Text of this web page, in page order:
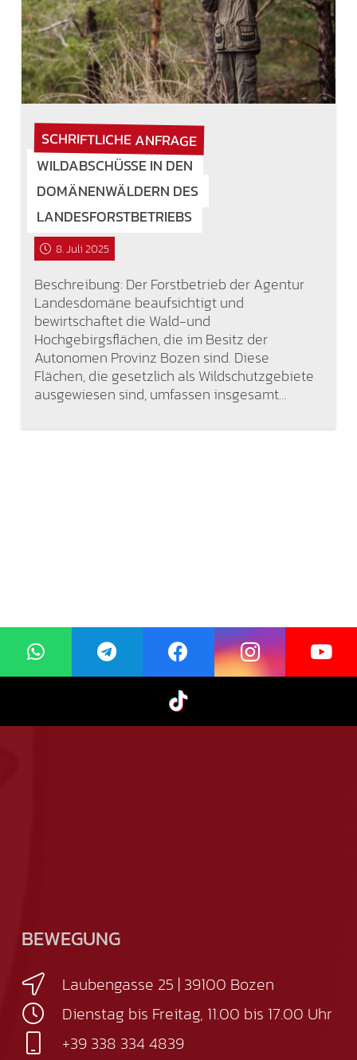
SCHRIFTLICHE ANFRAGE
WILDABSCHÜSSE IN DEN
DOMÄNENWÄLDERN DES
LANDESFORSTBETRIEBS
8. Juli 2025
Beschreibung: Der Forstbetrieb der Agentur
Landesdomäne beaufsichtigt und
bewirtschaftet die Wald-und
Hochgebirgsflächen, die im Besitz der
Autonomen Provinz Bozen sind. Diese
Flächen, die gesetzlich als Wildschutzgebiete
ausgewiesen sind, umfassen insgesamt…
BEWEGUNG
Laubengasse 25 | 39100 Bozen
Dienstag bis Freitag, 11.00 bis 17.00 Uhr
+39 338 334 4839